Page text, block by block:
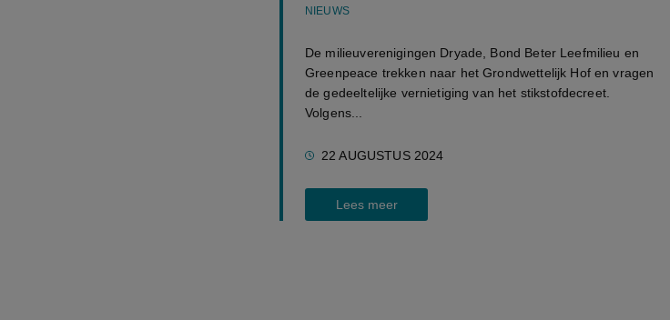
NIEUWS
De milieuverenigingen Dryade, Bond Beter Leefmilieu en
Greenpeace trekken naar het Grondwettelijk Hof en vragen
de gedeeltelijke vernietiging van het stikstofdecreet.
Volgens...
22 AUGUSTUS 2024
Lees meer